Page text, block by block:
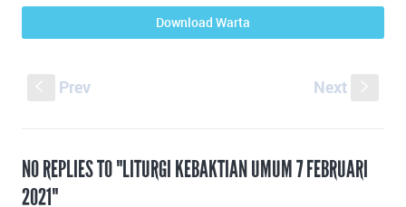
Download Warta
Prev Next
NO REPLIES TO "LITURGI KEBAKTIAN UMUM 7 FEBRUARI
2021"